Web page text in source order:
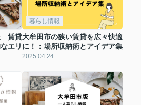
賃貸
エリ
暮らし情報
大牟田市の狭い賃貸を広々快適
に！：場所収納術とアイデア集
2025.04.24